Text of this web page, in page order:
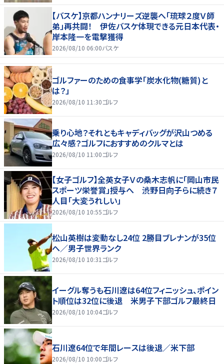
【バスケ】京都ハンナリーズ逆襲へ「琉球２度Ｖ師
弟」再共闘！ 伊佐バスケ体現できる元日本代表・
岸本隆一を電撃獲得
2026/08/10 06:00バスケ
ゴルファーのための食事学「炭水化物(糖質)と
は？」
2026/08/10 11:30ゴルフ
乗り心地？それともキャディバッグが沢山つめる
広々感？ゴルフにおすすめのクルマとは
2026/08/10 11:00ゴルフ
【女子ゴルフ】全英女子Ｖの桑木志帆に「岡山市民
スポーツ栄誉賞」授与へ 渋野日向子らに続き７
人目「大変うれしい」
2026/08/10 10:55ゴルフ
松山英樹は変動なし24位 2勝目ブレナンが35位
へ／男子世界ランク
2026/08/10 10:31 ゴルフ
イーグル奪うも石川遼は64位フィニッシュ、ポイン
ト順位は32位に後退 米男子下部ゴルフ最終日
2026/08/10 10:04ゴルフ
石川遼64位で年間レースは後退／米下部
2026/08/10 10:00ゴルフ